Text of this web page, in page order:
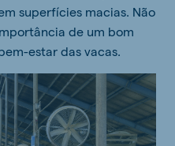
superfícies macias. Não
de um bom
estar das vacas.